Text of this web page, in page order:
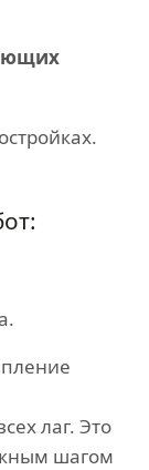
лаг. Это
шагом